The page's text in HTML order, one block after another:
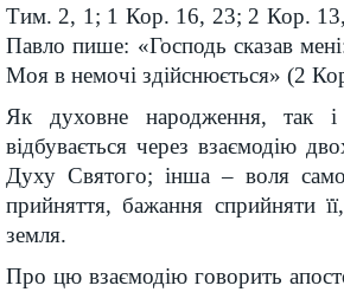
Тим. 2, 1; 1 Кор. 16, 23; 2 Кор.
Павло пише: «Господь сказав
Моя в немочі здійснюється» (2
Як духовне народження, так
відбувається через взаємодію
Духу Святого; інша – воля
прийняття, бажання сприйняти
земля.
Про цю взаємодію говорить